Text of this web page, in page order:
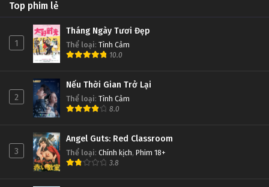
Top phim lẻ
1
Tháng Ngày Tươi Đẹp
Thể loại: Tình Cảm
10.0
2
Nếu Thời Gian Trở Lại
Thể loại: Tình Cảm
8.0
3
Angel Guts: Red Classroom
Thể loại: Chính kịch, Phim 18+
3.8